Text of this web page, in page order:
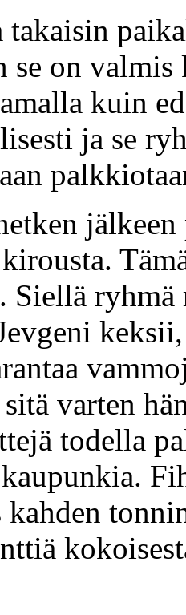
takaisin
se on
kuin
ja se
jälkeen
Siellä
varten
todella
kahden